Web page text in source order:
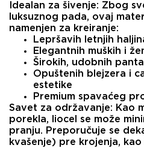
Idealan za šivenje: Zbog
luksuznog pada, ovaj
namenjen za kreiranje:
Lepršavih letnjih
Elegantnih muških i
Širokih, udobnih
Opuštenih blejzera i
estetike
Premium spavaćeg
Savet za održavanje: Kao
porekla, liocel se može
pranju. Preporučuje se
kvašenje) pre krojenja,